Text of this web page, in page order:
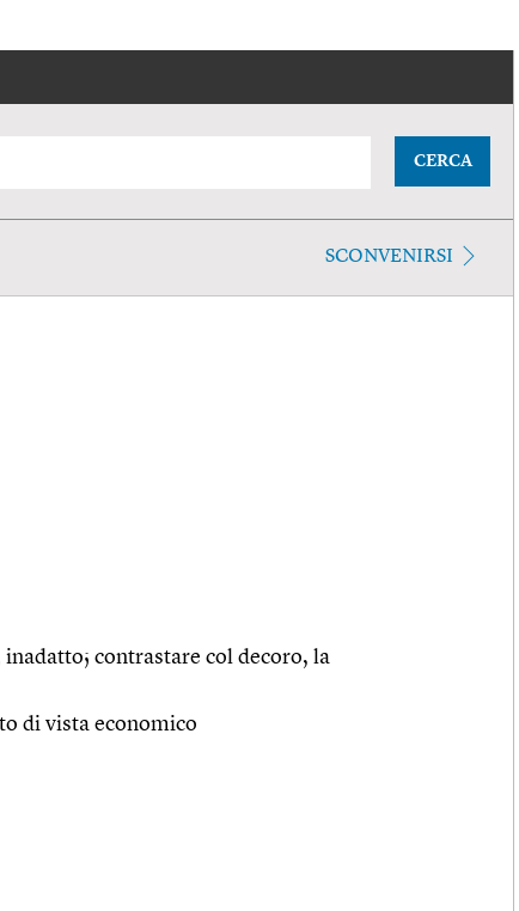
CERCA
SCONVENIRSI
contrastare col decoro, la
di vista economico